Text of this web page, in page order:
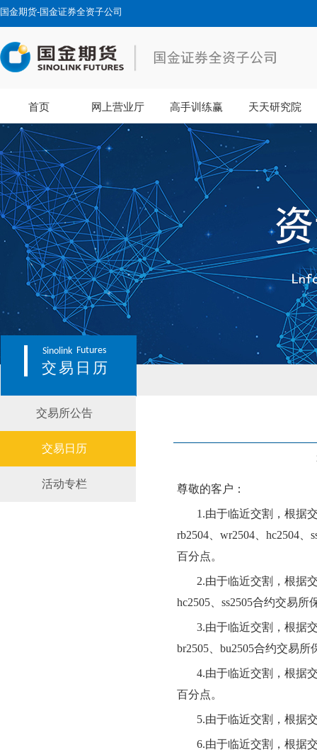
国金期货-国金证券全资子公司
首页 网上营业厅 高手训练赢 天天研究院
Sinolink Futures
交易日历
交易所公告
交易日历
活动专栏 尊敬的客户：
1.由于临近交割，根据
rb2504 wr2504 hc2504
百分点。
2.由于临近交割，根据
hc2505 ss2505合约交易所
3.由于临近交割，根据
br2505 bu2505合约交易所
4.由于临近交割，根据
百分点。
5.由于临近交割，根据
6.由于临近交割，根据